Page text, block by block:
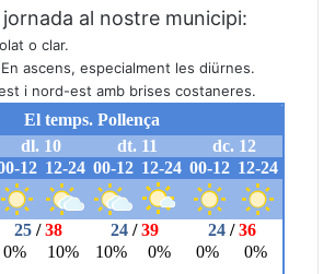
al nostre municipi:
o clar.
En ascens, especialment les diürnes.
i nord-est amb brises costaneres.